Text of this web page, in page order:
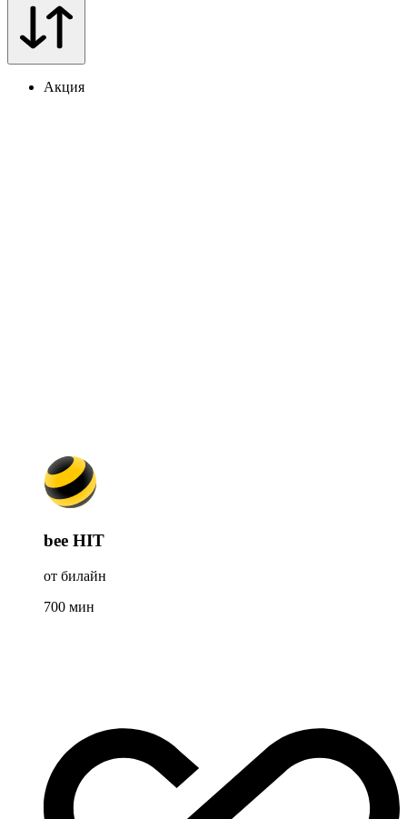
Акция
bee HIT
от билайн
700 мин